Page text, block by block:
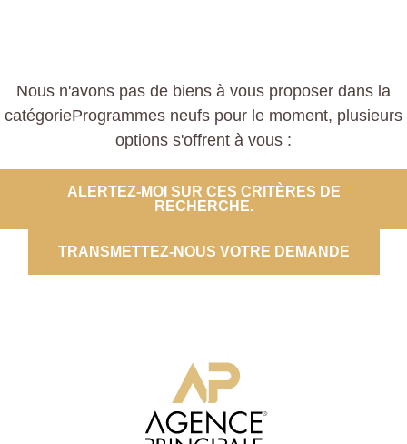
Nous n'avons pas de biens à vous proposer dans la
catégorieProgrammes neufs pour le moment, plusieurs
options s'offrent à vous :
ALERTEZ-MOI SUR CES CRITÈRES DE
RECHERCHE.
TRANSMETTEZ-NOUS VOTRE DEMANDE